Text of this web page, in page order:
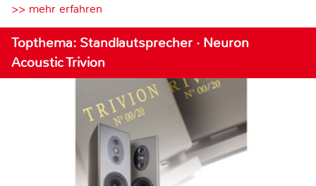
>> mehr erfahren
Topthema: Standlautsprecher · Neuron
Acoustic Trivion